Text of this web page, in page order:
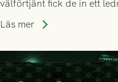
välförtjänt fick de in ett
halvtidsvilan sjönk tempot
seger! Matchfoto: Mikael
Läs mer